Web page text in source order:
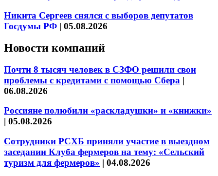
Никита Сергеев снялся с выборов депутатов
Госдумы РФ | 05.08.2026
Новости компаний
Почти 8 тысяч человек в СЗФО решили свои
проблемы с кредитами с помощью Сбера |
06.08.2026
Россияне полюбили «раскладушки» и «книжки»
| 05.08.2026
Сотрудники РСХБ приняли участие в выездном
заседании Клуба фермеров на тему: «Сельский
туризм для фермеров» | 04.08.2026